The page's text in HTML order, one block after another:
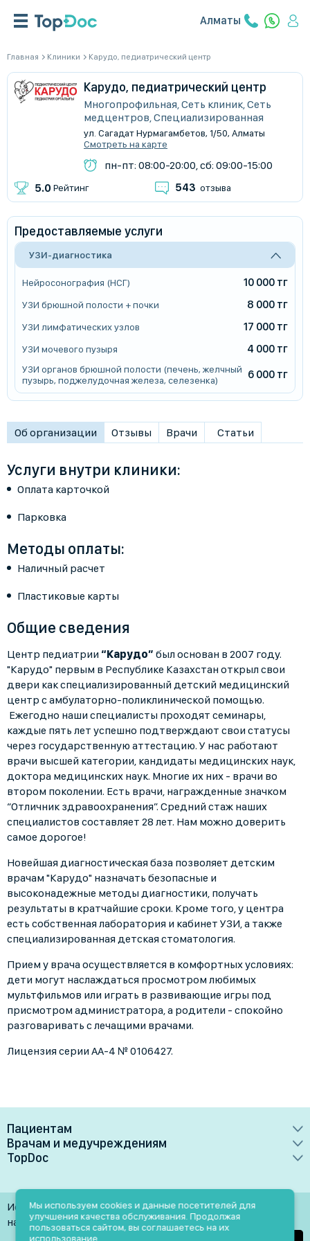
Алматы
Главная Клиники Карудо, педиатрический центр
Карудо, педиатрический центр
Многопрофильная, Сеть клиник, Сеть
медцентров, Специализированная
ул. Сагадат Нурмагамбетов, 1/50, Алматы
Смотреть на карте
пн-пт: 08:00-20:00, сб: 09:00-15:00
5.0 Рейтинг 543 отзыва
Предоставляемые услуги
УЗИ-диагностика
Нейросонография (НСГ) 10 000 тг
УЗИ брюшной полости + почки 8 000 тг
УЗИ лимфатических узлов 17 000 тг
УЗИ мочевого пузыря 4 000 тг
УЗИ органов брюшной полости (печень, желчный
пузырь, поджелудочная железа, селезенка)
6 000 тг
Об организации Отзывы Врачи Статьи
Услуги внутри клиники:
Оплата карточкой
Парковка
Методы оплаты:
Наличный расчет
Пластиковые карты
Общие сведения
Центр педиатрии “Карудо” был основан в 2007 году.
"Карудо" первым в Республике Казахстан открыл свои
двери как специализированный детский медицинский
центр с амбулаторно-поликлинической помощью.
Ежегодно наши специалисты проходят семинары,
каждые пять лет успешно подтверждают свои статусы
через государственную аттестацию. У нас работают
врачи высшей категории, кандидаты медицинских наук,
доктора медицинских наук. Многие их них - врачи во
втором поколении. Есть врачи, награжденные значком
“Отличник здравоохранения”. Средний стаж наших
специалистов составляет 28 лет. Нам можно доверить
самое дорогое!
Новейшая диагностическая база позволяет детским
врачам "Карудо" назначать безопасные и
высоконадежные методы диагностики, получать
результаты в кратчайшие сроки. Кроме того, у центра
есть собственная лаборатория и кабинет УЗИ, а также
специализированная детская стоматология.
Прием у врача осуществляется в комфортных условиях:
дети могут наслаждаться просмотром любимых
мультфильмов или играть в развивающие игры под
присмотром администратора, а родители - спокойно
разговаривать с лечащими врачами.
Лицензия серии AA-4 № 0106427.
Пациентам
Врачи
Клиники
Лаборатории
Услуги
Врачам и медучреждениям
Преимущества
Медучреждениям
Врачам
TopDoc
Контакты
Помощь
Использование материалов разрешено только при
наличии активной ссылки на источник
Мы используем cookies и данные посетителей для
улучшения качества обслуживания. Продолжая
пользоваться сайтом, вы соглашаетесь на их
использование.